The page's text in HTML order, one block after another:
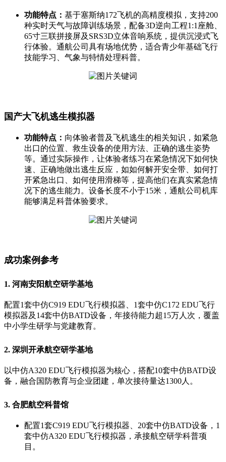
功能特点： 基于塞斯纳172飞机的高精度模拟，支持200
种实时天气与故障训练场景，配备3D逆向工程1:1座舱、
65寸三联拼接屏及SRS3D立体音响系统，提供沉浸式飞
行体验。通航公司具有场地优势，适合青少年基础飞行
技能学习、气象与特情处理科普。
国产大飞机逃生模拟器
功能特点： 向体验者普及飞机逃生的相关知识，如紧急
出口的位置、救生设备的使用方法、正确的逃生姿势
等。通过实际操作，让体验者练习在紧急情况下如何快
速、正确地做出逃生反应，如如何解开安全带、如何打
开紧急出口、如何使用滑梯等，提高他们在真实紧急情
况下的逃生能力。设备长度不小于15米，通航公司机库
能够满足科普体验要求。
成功案例参考
1. 河南安阳航空研学基地
配置1套中仿C919 EDU飞行模拟器、1套中仿C172 EDU飞行
模拟器及14套中仿BATD设备，年接待能力超15万人次，覆盖
中小学生研学与党建教育。
2. 深圳开承航空研学基地
以中仿A320 EDU飞行模拟器为核心，搭配10套中仿BATD设
备，融合国防教育与企业团建，单次接待量达1300人。
3. 合肥航空科普馆
配置1套C919 EDU飞行模拟器、20套中仿BATD设备，1
套中仿A320 EDU飞行模拟器，承接航空研学科普项
目。